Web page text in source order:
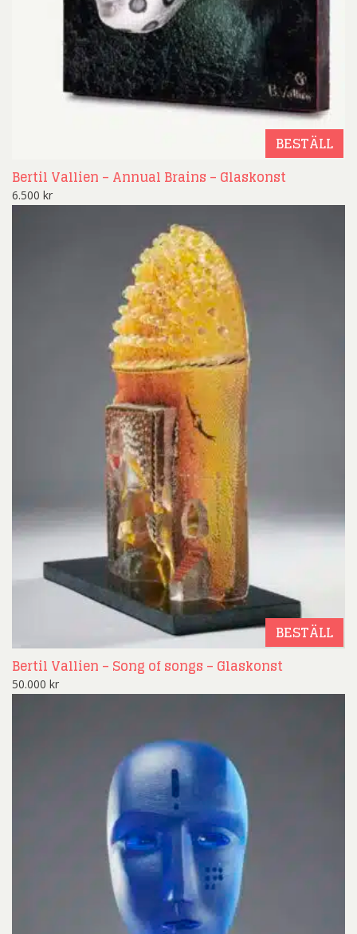
BESTÄLL
Bertil Vallien – Annual Brains – Glaskonst
6.500 kr
BESTÄLL
Bertil Vallien – Song of songs – Glaskonst
50.000 kr